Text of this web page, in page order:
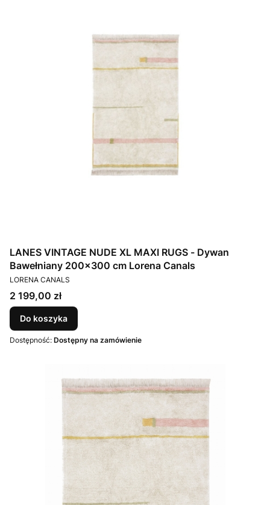
LANES VINTAGE NUDE XL MAXI RUGS - Dywan
Bawełniany 200x300 cm Lorena Canals
PRODUCENT
LORENA CANALS
Cena
2 199,00 zł
Do koszyka
Dostępność: Dostępny na zamówienie